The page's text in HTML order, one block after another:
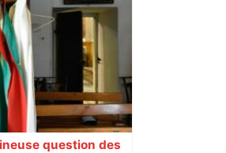
question des